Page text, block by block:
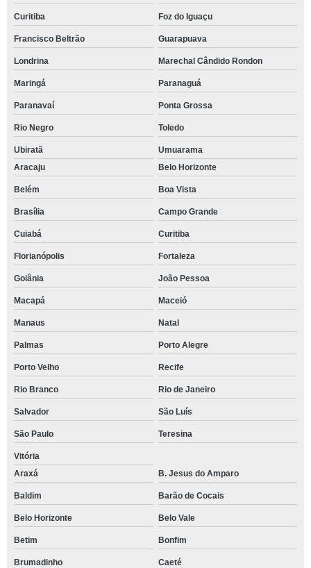
Curitiba Foz do Iguaçu
Francisco Beltrão Guarapuava
Londrina Marechal Cândido Rondon
Maringá Paranaguá
Paranavaí Ponta Grossa
Rio Negro Toledo
Ubiratã
Umuarama
Aracaju
Belo Horizonte
Belém Boa Vista
Brasília Campo Grande
Cuiabá Curitiba
Florianópolis Fortaleza
Goiânia João Pessoa
Macapá Maceió
Manaus Natal
Palmas Porto Alegre
Porto Velho Recife
Rio Branco Rio de Janeiro
Salvador São Luís
São Paulo Teresina
Vitória
Araxá
B. Jesus do Amparo
Baldim Barão de Cocais
Belo Horizonte Belo Vale
Betim Bonfim
Brumadinho Caeté